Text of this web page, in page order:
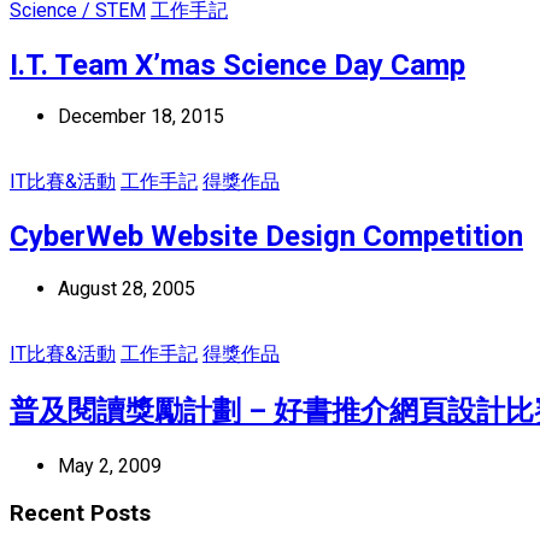
Science / STEM 工作手記
I.T. Team X’mas Science Day Camp
December 18, 2015
IT比賽&活動 工作手記 得獎作品
CyberWeb Website Design Competition
August 28, 2005
IT比賽&活動 工作手記 得獎作品
普及閱讀獎勵計劃 – 好書推介網頁設計
May 2, 2009
Recent Posts